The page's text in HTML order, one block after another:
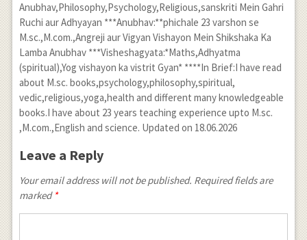
Anubhav,Philosophy,Psychology,Religious,sanskriti Mein Gahri
Ruchi aur Adhyayan ***Anubhav:**phichale 23 varshon se
M.sc.,M.com.,Angreji aur Vigyan Vishayon Mein Shikshaka Ka
Lamba Anubhav ***Visheshagyata:*Maths,Adhyatma
(spiritual),Yog vishayon ka vistrit Gyan* ****In Brief:I have read
about M.sc. books,psychology,philosophy,spiritual,
vedic,religious,yoga,health and different many knowledgeable
books.I have about 23 years teaching experience upto M.sc.
,M.com.,English and science. Updated on 18.06.2026
Leave a Reply
Your email address will not be published. Required fields are
marked *